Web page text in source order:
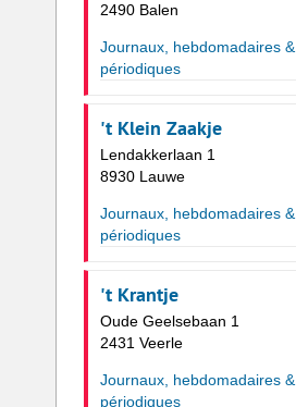
2490 Balen
Journaux, hebdomadaires &
périodiques
't Klein Zaakje
Lendakkerlaan 1
8930 Lauwe
Journaux, hebdomadaires &
périodiques
't Krantje
Oude Geelsebaan 1
2431 Veerle
Journaux, hebdomadaires &
périodiques